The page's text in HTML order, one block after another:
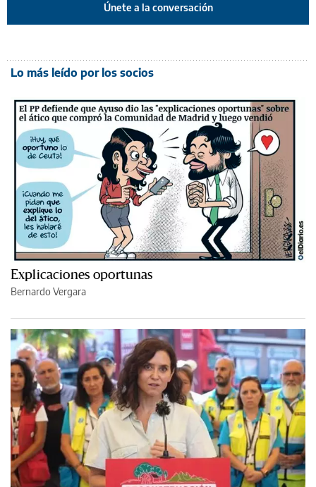
Únete a la conversación
Lo más leído por los socios
Explicaciones oportunas
Bernardo Vergara